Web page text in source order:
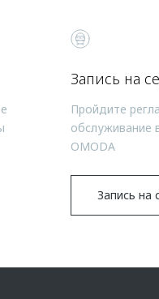
Запись на
Пройдите
обслуживание
OMODA
Запись на